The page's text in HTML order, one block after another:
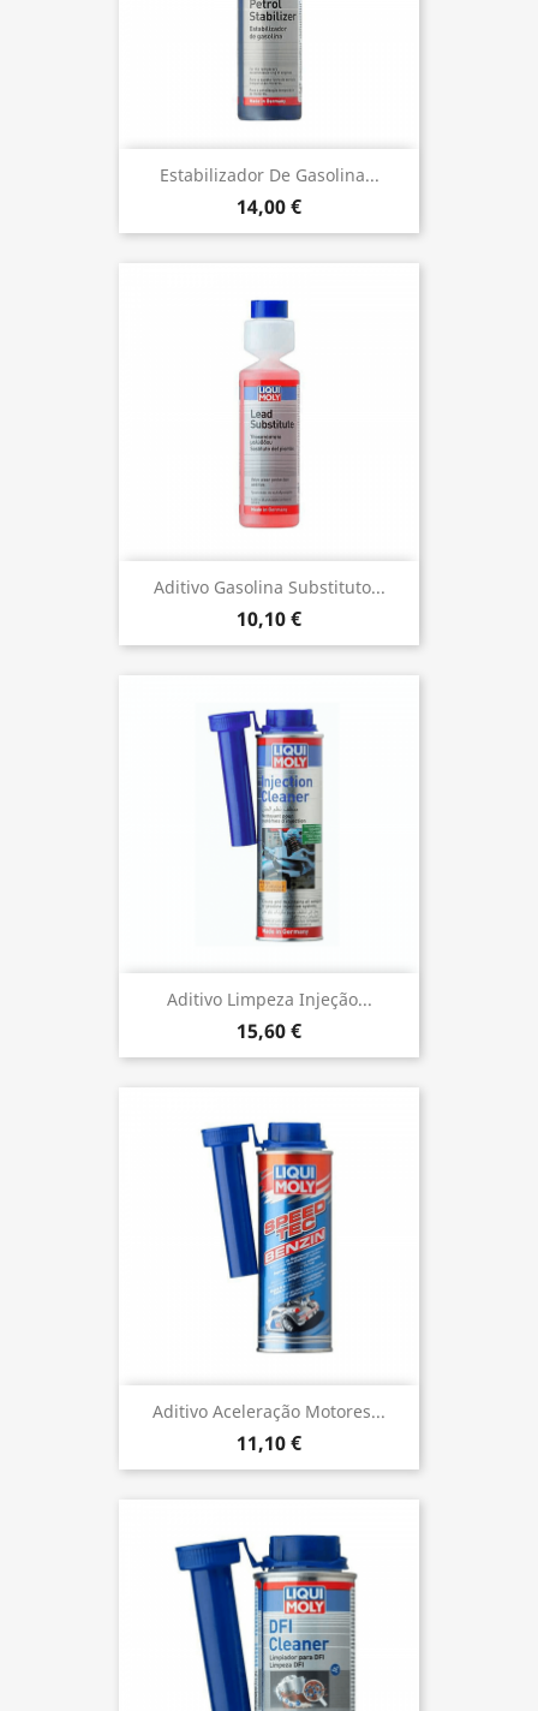
Estabilizador De Gasolina...
14,00 €
Aditivo Gasolina Substituto...
10,10 €
Aditivo Limpeza Injeção...
15,60 €
Aditivo Aceleração Motores...
11,10 €